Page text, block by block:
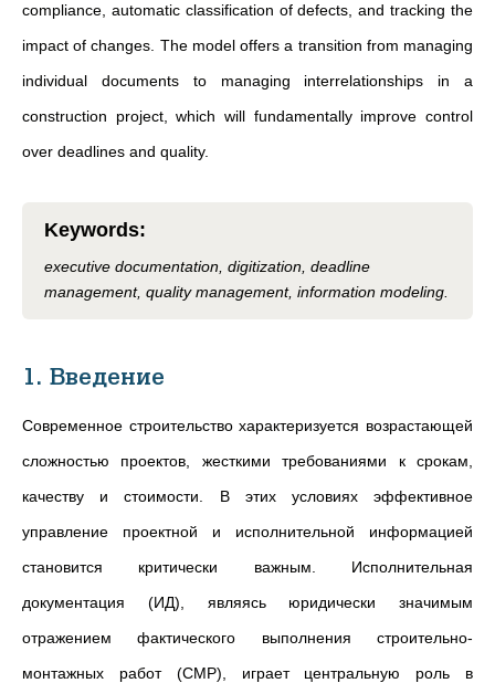
compliance, automatic classification of defects, and tracking the
impact of changes. The model offers a transition from managing
individual documents to managing interrelationships in a
construction project, which will fundamentally improve control
over deadlines and quality.
Keywords:
executive documentation, digitization, deadline
management, quality management, information modeling.
1. Введение
Современное строительство характеризуется возрастающей
сложностью проектов, жесткими требованиями к срокам,
качеству и стоимости. В этих условиях эффективное
управление проектной и исполнительной информацией
становится критически важным. Исполнительная
документация (ИД), являясь юридически значимым
отражением фактического выполнения строительно-
монтажных работ (СМР), играет центральную роль в